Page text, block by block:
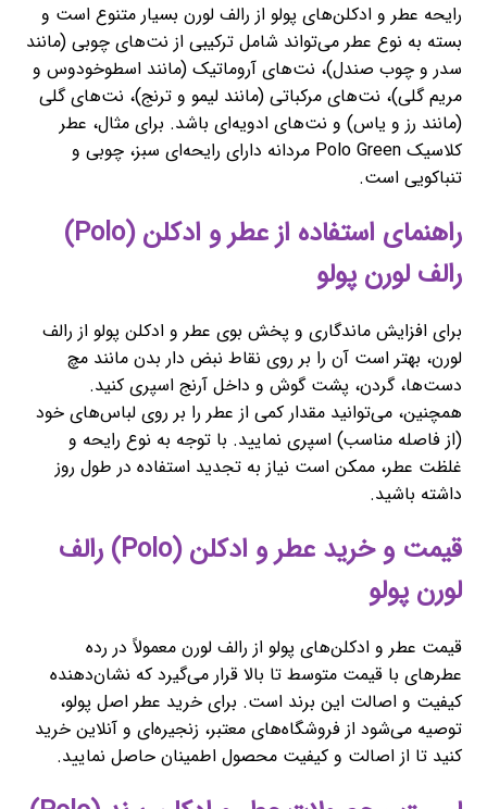
رایحه عطر و ادکلن‌های پولو از رالف لورن بسیار متنوع است و
بسته به نوع عطر می‌تواند شامل ترکیبی از نت‌های چوبی (مانند
سدر و چوب صندل)، نت‌های آروماتیک (مانند اسطوخودوس و
مریم گلی)، نت‌های مرکباتی (مانند لیمو و ترنج)، نت‌های گلی
(مانند رز و یاس) و نت‌های ادویه‌ای باشد. برای مثال، عطر
کلاسیک Polo Green مردانه دارای رایحه‌ای سبز، چوبی و
تنباکویی است.
راهنمای استفاده از عطر و ادکلن (Polo)
رالف لورن پولو
برای افزایش ماندگاری و پخش بوی عطر و ادکلن پولو از رالف
لورن، بهتر است آن را بر روی نقاط نبض دار بدن مانند مچ
دست‌ها، گردن، پشت گوش و داخل آرنج اسپری کنید.
همچنین، می‌توانید مقدار کمی از عطر را بر روی لباس‌های خود
(از فاصله مناسب) اسپری نمایید. با توجه به نوع رایحه و
غلظت عطر، ممکن است نیاز به تجدید استفاده در طول روز
داشته باشید.
قیمت و خرید عطر و ادکلن (Polo) رالف
لورن پولو
قیمت عطر و ادکلن‌های پولو از رالف لورن معمولاً در رده
عطرهای با قیمت متوسط تا بالا قرار می‌گیرد که نشان‌دهنده
کیفیت و اصالت این برند است. برای خرید عطر اصل پولو،
توصیه می‌شود از فروشگاه‌های معتبر، زنجیره‌ای و آنلاین خرید
کنید تا از اصالت و کیفیت محصول اطمینان حاصل نمایید.